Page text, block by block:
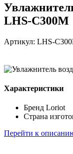
LHS-C300M
Артикул: LHS-
Характеристики
Бренд Loriot
Страна
Перейти к